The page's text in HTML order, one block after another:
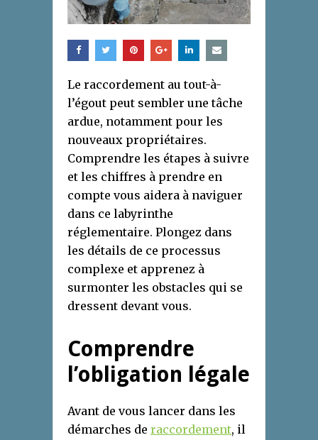
Le raccordement au tout-à-
l’égout peut sembler une tâche
ardue, notamment pour les
nouveaux propriétaires.
Comprendre les étapes à suivre
et les chiffres à prendre en
compte vous aidera à naviguer
dans ce labyrinthe
réglementaire. Plongez dans
les détails de ce processus
complexe et apprenez à
surmonter les obstacles qui se
dressent devant vous.
Comprendre
l’obligation légale
Avant de vous lancer dans les
démarches de raccordement, il